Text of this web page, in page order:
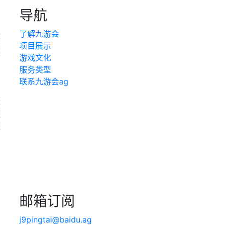
导航
了解九游会
项目展示
游戏文化
服务类型
联系九游会ag
邮箱订阅
j9pingtai@baidu.ag